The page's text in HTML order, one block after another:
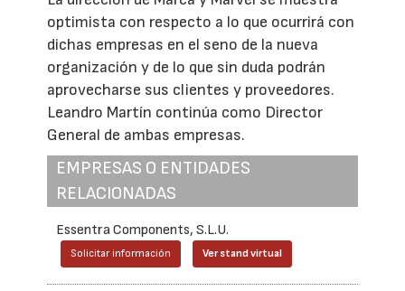
optimista con respecto a lo que ocurrirá con
dichas empresas en el seno de la nueva
organización y de lo que sin duda podrán
aprovecharse sus clientes y proveedores.
Leandro Martín continúa como Director
General de ambas empresas.
EMPRESAS O ENTIDADES
RELACIONADAS
Essentra Components, S.L.U.
Solicitar información Ver stand virtual